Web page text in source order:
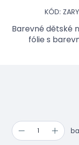
KÓD:
Barevné dětské
fólie s